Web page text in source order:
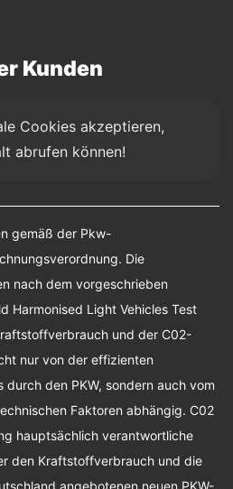
Kunden
Cookies akzeptieren,
abrufen können!
gemäß der Pkw-
Die
nach dem vorgeschrieben
Harmonised Light Vehicles Test
und der C02-
nur von der effizienten
den PKW, sondern auch vom
Faktoren abhängig. C02
hauptsächlich verantwortliche
den Kraftstoffverbrauch und die
angebotenen neuen PKW-